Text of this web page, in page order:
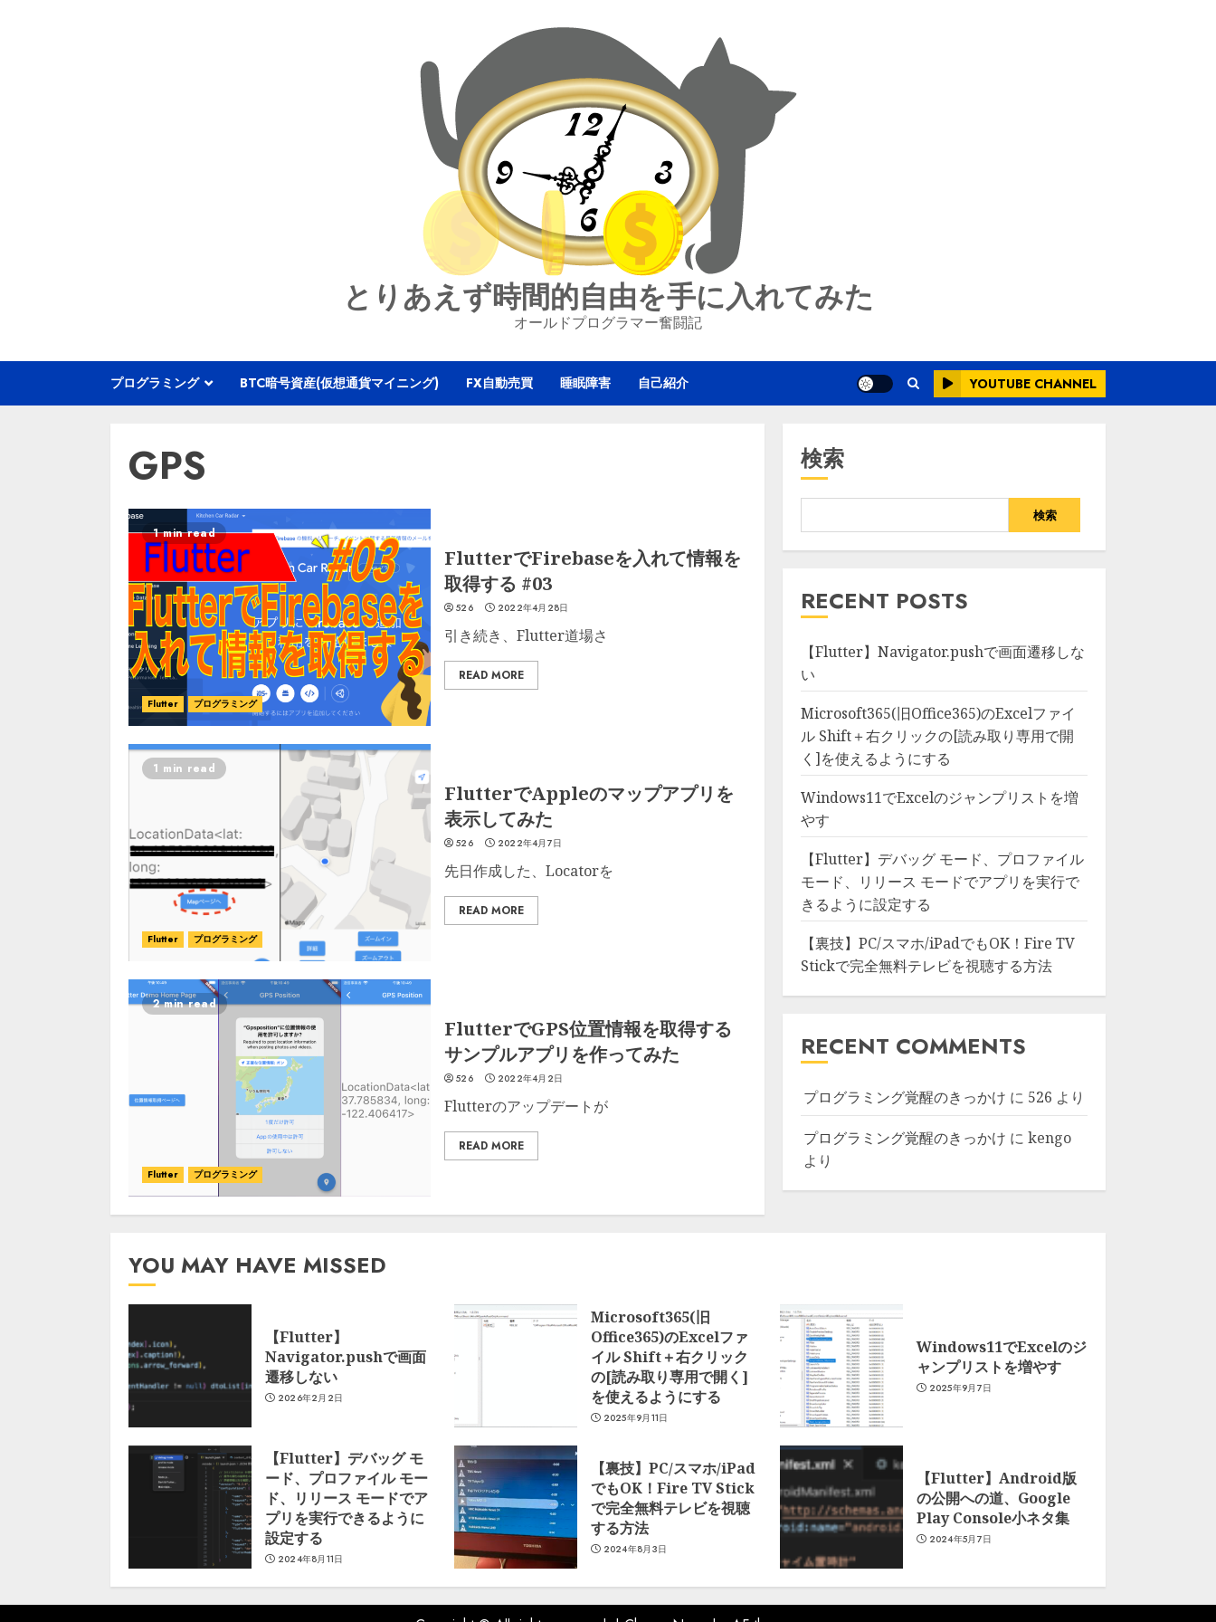
とりあえず時間的自由を手に入れてみた
オールドプログラマー奮闘記
プログラミング BTC暗号資産(仮想通貨マイニング) FX自動売買 睡眠障害 自己紹介 YOUTUBE CHANNEL
GPS
1 min read
Flutter プログラミング
FlutterでFirebaseを入れて情報を
取得する #03
526 2022年4月28日
引き続き、Flutter道場さ
READ MORE
1 min read
Flutter プログラミング
FlutterでAppleのマップアプリを
表示してみた
526 2022年4月7日
先日作成した、Locatorを
READ MORE
2 min read
Flutter プログラミング
FlutterでGPS位置情報を取得する
サンプルアプリを作ってみた
526 2022年4月2日
Flutterのアップデートが
READ MORE
検索
検索
RECENT POSTS
【Flutter】Navigator.pushで画面遷移しな
い
Microsoft365(旧Office365)のExcelファイ
ル Shift＋右クリックの[読み取り専用で開
く]を使えるようにする
Windows11でExcelのジャンプリストを増
やす
【Flutter】デバッグ モード、プロファイル
モード、リリース モードでアプリを実行で
きるように設定する
【裏技】PC/スマホ/iPadでもOK！Fire TV
Stickで完全無料テレビを視聴する方法
RECENT COMMENTS
プログラミング覚醒のきっかけ に 526 より
プログラミング覚醒のきっかけ にkengo
より
YOU MAY HAVE MISSED
【Flutter】
Navigator.pushで画面
遷移しない
2026年2月2日
Microsoft365(旧
Office365)のExcelファ
イル Shift＋右クリック
の[読み取り専用で開く]
を使えるようにする
2025年9月11日
Windows11でExcelのジ
ャンプリストを増やす
2025年9月7日
【Flutter】デバッグ モ
ード、プロファイル モー
ド、リリース モードでア
プリを実行できるように
設定する
2024年8月11日
【裏技】PC/スマホ/iPad
でもOK！Fire TV Stick
で完全無料テレビを視聴
する方法
2024年8月3日
【Flutter】Android版
の公開への道、Google
Play Console小ネタ集
2024年5月7日